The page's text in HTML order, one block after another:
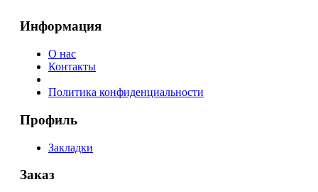
Информация
О нас
Контакты
Политика конфиденциальности
Профиль
Закладки
Заказ